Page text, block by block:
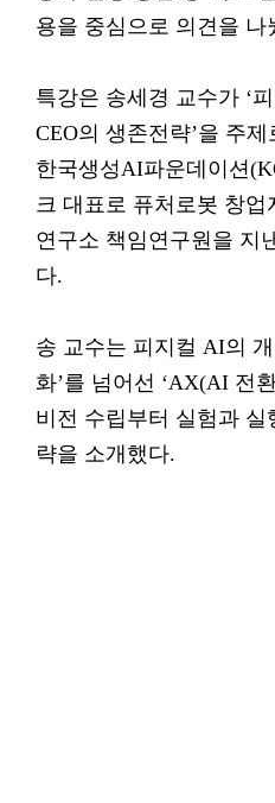
용을 중심으로 의견을 나
특강은 송세경 교수가 ‘
CEO의 생존전략’을 주
한국생성AI파운데이션
크 대표로 퓨처로봇 창
연구소 책임연구원을 지
다.
송 교수는 피지컬 AI의
화’를 넘어선 ‘AX(AI 전
비전 수립부터 실험과 실
략을 소개했다.